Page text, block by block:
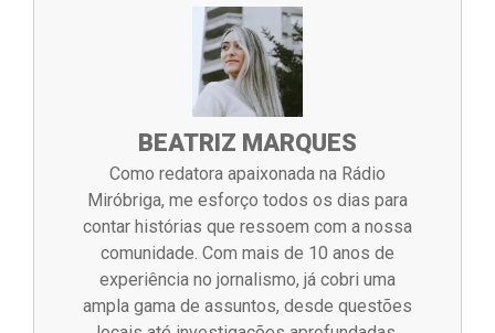
BEATRIZ MARQUES
Como redatora apaixonada na Rádio
Miróbriga, me esforço todos os dias para
contar histórias que ressoem com a nossa
comunidade. Com mais de 10 anos de
experiência no jornalismo, já cobri uma
ampla gama de assuntos, desde questões